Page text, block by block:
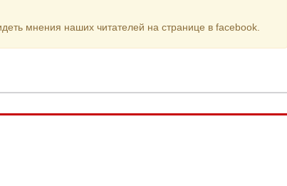
мнения наших читателей на странице в facebook.